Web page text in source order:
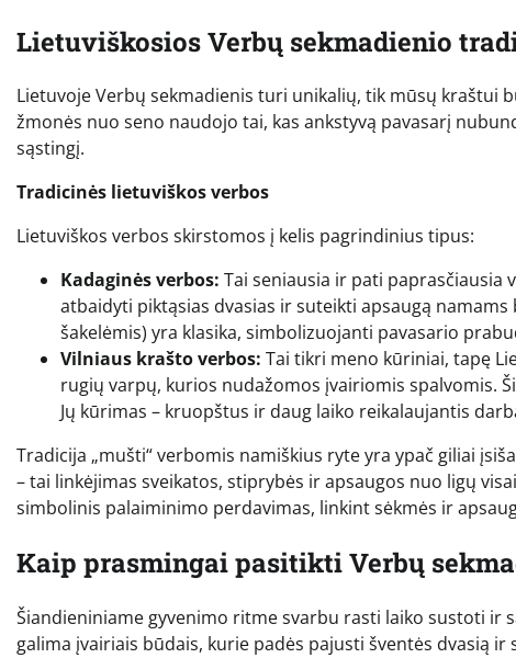
Lietuviškosios Verbų sekmadienio
Lietuvoje Verbų sekmadienis turi unikalių, tik mūsų kraštui
žmonės nuo seno naudojo tai, kas ankstyvą pavasarį
sąstingį.
Tradicinės lietuviškos verbos
Lietuviškos verbos skirstomos į kelis pagrindinius tipus:
Kadaginės verbos: Tai seniausia ir pati paprasčiausia
atbaidyti piktąsias dvasias ir suteikti apsaugą namams
šakelėmis) yra klasika, simbolizuojanti pavasario
Vilniaus krašto verbos: Tai tikri meno kūriniai, tapę
rugių varpų, kurios nudažomos įvairiomis spalvomis.
Jų kūrimas – kruopštus ir daug laiko reikalaujantis
Tradicija „mušti“ verbomis namiškius ryte yra ypač giliai
– tai linkėjimas sveikatos, stiprybės ir apsaugos nuo ligų
simbolinis palaiminimo perdavimas, linkint sėkmės ir
Kaip prasmingai pasitikti Verbų
Šiandieniniame gyvenimo ritme svarbu rasti laiko sustoti ir
galima įvairiais būdais, kurie padės pajusti šventės dvasią ir